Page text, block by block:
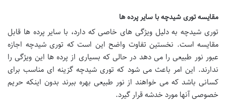
مقایسه توری شیدچه با سایر پرده ها
توری شیدچه به دلیل ویژگی های خاصی که دارد، با سایر پرده ها قابل
مقایسه است. نخستین تفاوت واضح این است که توری شیدچه اجازه
عبور نور طبیعی را می دهد در حالی که بسیاری از پرده ها این ویژگی را
ندارند. این امر باعث می شود که توری شیدچه گزینه ای مناسب برای
کسانی باشد که می خواهند از نور طبیعی بهره ببرند بدون اینکه حریم
خصوصی آنها مورد خدشه قرار گیرد.